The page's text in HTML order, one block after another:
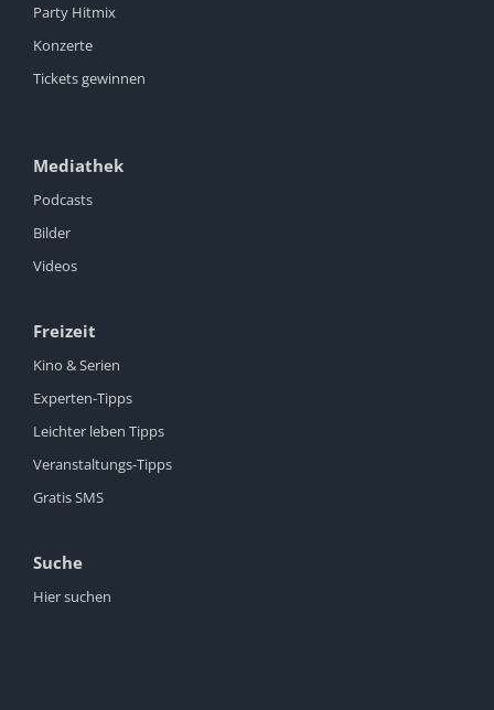
Party Hitmix
Konzerte
Tickets gewinnen
Mediathek
Podcasts
Bilder
Videos
Freizeit
Kino & Serien
Experten-Tipps
Leichter leben Tipps
Veranstaltungs-Tipps
Gratis SMS
Suche
Hier suchen